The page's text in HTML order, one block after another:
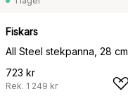
Fiskars
All Steel stekpanna, 28 cm
723 kr
Rek. 1 249 kr